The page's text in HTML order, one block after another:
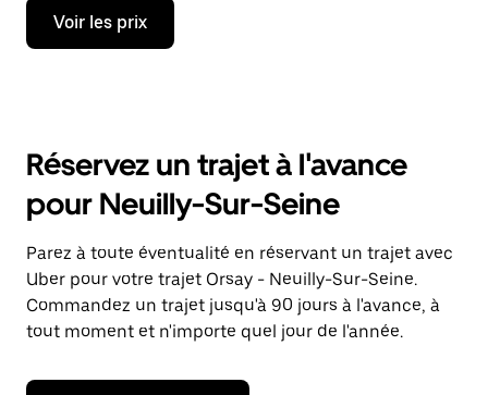
Appuyez
la
ouvrir
calendrier
et
sélectionner
une
date.
Appuyez
sur
la
Échap
Voir les prix
Réservez un trajet à l'avance
pour Neuilly-Sur-Seine
Parez à toute éventualité en réservant un trajet avec
Uber pour votre trajet Orsay - Neuilly-Sur-Seine.
Commandez un trajet jusqu'à 90 jours à l'avance, à
tout moment et n'importe quel jour de l'année.